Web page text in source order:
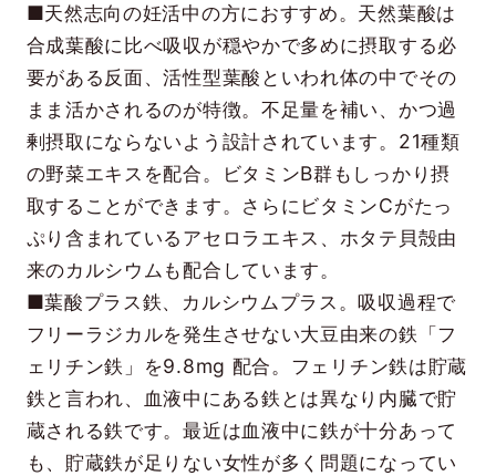
■天然志向の妊活中の方におすすめ。天然葉酸は
合成葉酸に比べ吸収が穏やかで多めに摂取する必
要がある反面、活性型葉酸といわれ体の中でその
まま活かされるのが特徴。不足量を補い、かつ過
剰摂取にならないよう設計されています。21種類
の野菜エキスを配合。ビタミンB群もしっかり摂
取することができます。さらにビタミンCがたっ
ぷり含まれているアセロラエキス、ホタテ貝殻由
来のカルシウムも配合しています。
■葉酸プラス鉄、カルシウムプラス。吸収過程で
フリーラジカルを発生させない大豆由来の鉄「フ
ェリチン鉄」を9.8mg 配合。フェリチン鉄は貯蔵
鉄と言われ、血液中にある鉄とは異なり内臓で貯
蔵される鉄です。最近は血液中に鉄が十分あって
も、貯蔵鉄が足りない女性が多く問題になってい